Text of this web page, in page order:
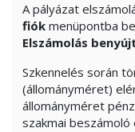
A pályázat
fiók menüpontba
Elszámolás
Szkennelés során
(állományméret)
állományméret
szakmai